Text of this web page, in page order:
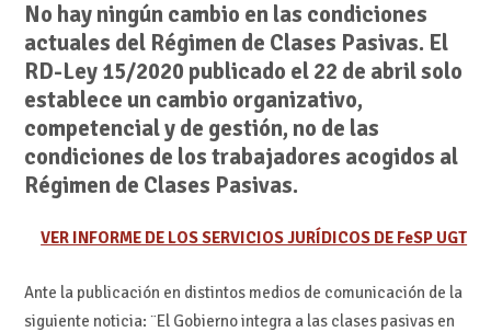
No hay ningún cambio en las condiciones
actuales del Régimen de Clases Pasivas. El
RD-Ley 15/2020 publicado el 22 de abril solo
establece un cambio organizativo,
competencial y de gestión, no de las
condiciones de los trabajadores acogidos al
Régimen de Clases Pasivas.
VER INFORME DE LOS SERVICIOS JURÍDICOS DE FeSP UGT
Ante la publicación en distintos medios de comunicación de la
siguiente noticia: ¨El Gobierno integra a las clases pasivas en